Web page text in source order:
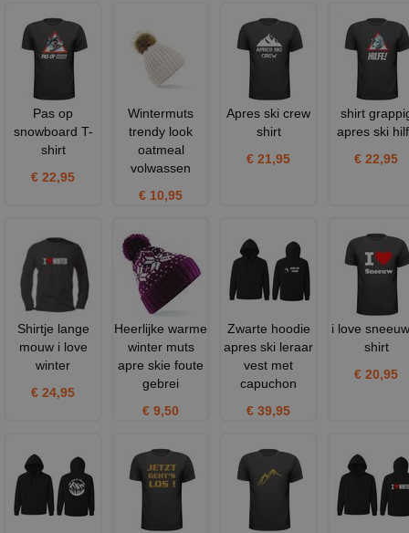
Pas op
snowboard T-
shirt
€ 22,95
Wintermuts
trendy look
oatmeal
volwassen
€ 10,95
Apres ski crew
shirt
€ 21,95
shirt
apres ski
€ 22,95
Shirtje lange
mouw i love
winter
€ 24,95
Heerlijke warme
winter muts
apre skie foute
gebrei
€ 9,50
Zwarte hoodie
apres ski leraar
vest met
capuchon
€ 39,95
i love
shirt
€ 20,95